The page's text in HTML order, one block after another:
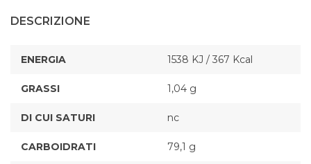
DESCRIZIONE
ENERGIA 1538 KJ / 367 Kcal
GRASSI 1,04 g
DI CUI SATURI nc
CARBOIDRATI 79,1 g